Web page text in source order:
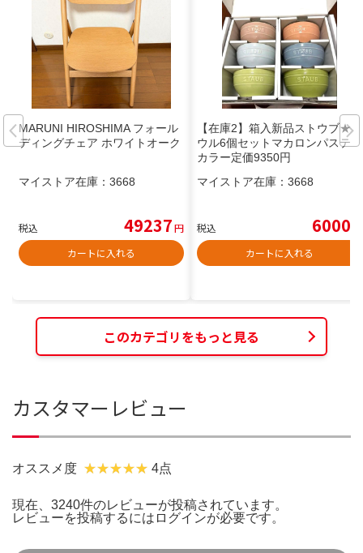
MARUNI HIROSHIMA フォール
ディングチェア ホワイトオーク
マイストア在庫： 3668
税込 49237円
カートに入れる
【在庫2】箱入新品ストウブ★ボ
ウル6個セットマカロンパステル
カラー定価9350円
マイストア在庫： 3668
税込 6000
カートに入れる
このカテゴリをもっと見る
カスタマーレビュー
オススメ度 4点
現在、3240件のレビューが投稿されています。
レビューを投稿するには ログインが必要です。